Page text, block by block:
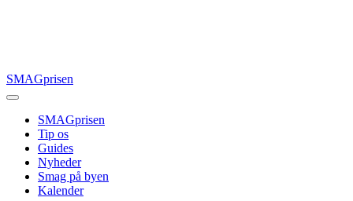
SMAGprisen
SMAGprisen
Tip os
Guides
Nyheder
Smag på byen
Kalender